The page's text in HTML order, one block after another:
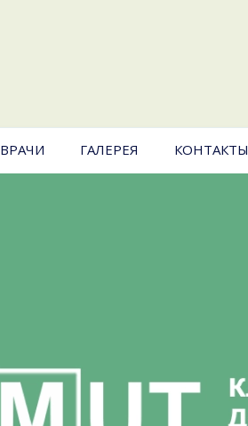
ВРАЧИ ГАЛЕРЕЯ КОНТАКТЫ